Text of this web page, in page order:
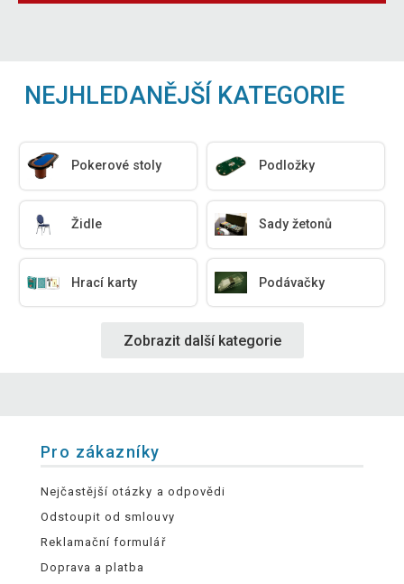
NEJHLEDANĚJŠÍ KATEGORIE
Pokerové stoly Podložky
Židle Sady žetonů
Hrací karty Podávačky
Zobrazit další kategorie
Pro zákazníky
Nejčastější otázky a odpovědi
Odstoupit od smlouvy
Reklamační formulář
Doprava a platba